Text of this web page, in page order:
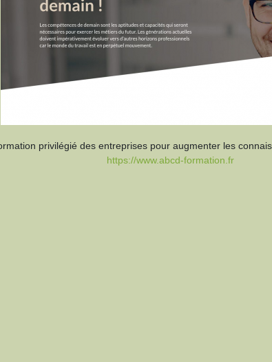
privilégié des entreprises pour augmenter les
https://www.abcd-formation.fr